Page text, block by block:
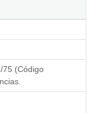
75 (Código